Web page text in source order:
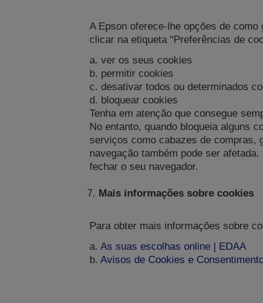
A Epson oferece-lhe opções de
clicar na etiqueta “Preferências de
a. ver os seus cookies
b. permitir cookies
c. desativar todos ou determinados
d. bloquear cookies
Tenha em atenção que consegue
No entanto, quando bloqueia alguns
serviços como cabazes de compras,
navegação também pode ser
fechar o seu navegador.
Mais informações sobre cookies
Para obter mais informações sobre
a. As suas escolhas online | EDAA
b. Avisos de Cookies e